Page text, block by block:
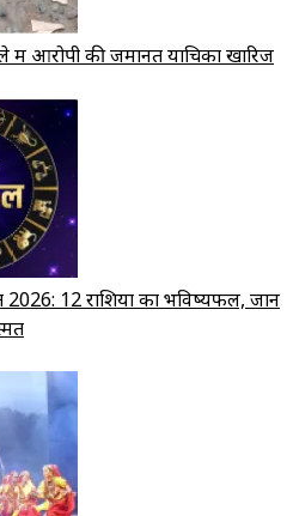
में आरोपी की जमानत याचिका खारिज
12 राशियों का भविष्यफल, जानें